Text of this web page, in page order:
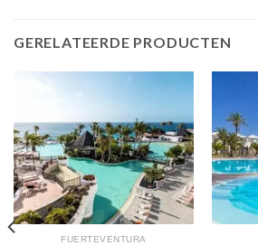
GERELATEERDE PRODUCTEN
FUERTEVENTURA